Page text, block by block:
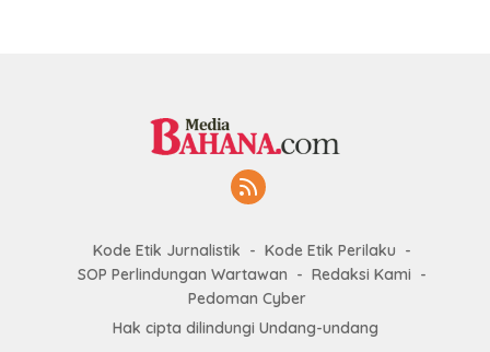
Kode Etik Jurnalistik
Kode Etik Perilaku
SOP Perlindungan Wartawan
Redaksi Kami
Pedoman Cyber
Hak cipta dilindungi Undang-undang